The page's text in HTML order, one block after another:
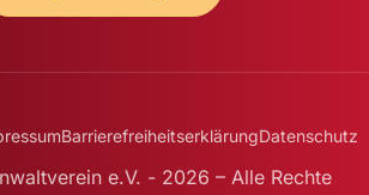
BarrierefreiheitserklärungDatenschutz
e.V. - 2026 – Alle Rechte